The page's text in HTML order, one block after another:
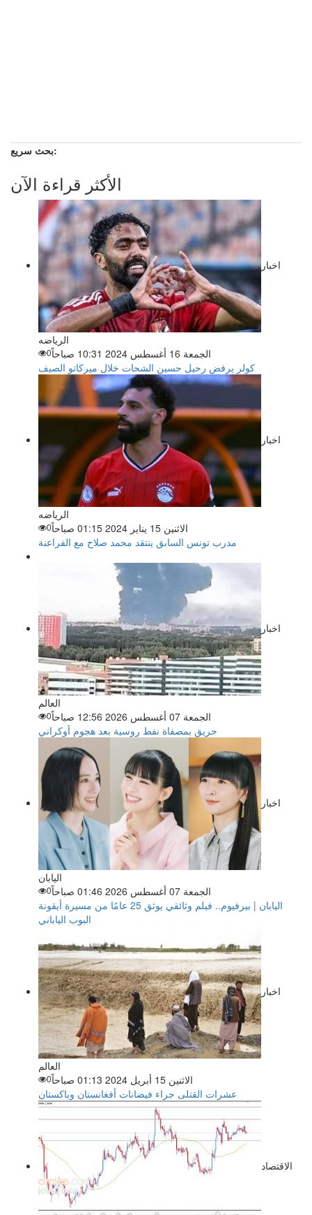
بحث سريع:
الأكثر قراءة الآن
اخبار
الرياضه
الجمعة 16 أغسطس 2024 10:31 صباحاً
0
كولر يرفض رحيل حسين الشحات خلال ميركاتو الصيف
اخبار
الرياضه
الاثنين 15 يناير 2024 01:15 صباحاً
0
مدرب تونس السابق ينتقد محمد صلاح مع الفراعنة
اخبار
العالم
الجمعة 07 أغسطس 2026 12:56 صباحاً
0
حريق بمصفاة نفط روسية بعد هجوم أوكراني
اخبار
اليابان
الجمعة 07 أغسطس 2026 01:46 صباحاً
0
اليابان | بيرفيوم.. فيلم وثائقي يوثق 25 عامًا من مسيرة أيقونة
البوب الياباني
اخبار
العالم
الاثنين 15 أبريل 2024 01:13 صباحاً
0
عشرات القتلى جراء فيضانات أفغانستان وباكستان
الاقتصاد